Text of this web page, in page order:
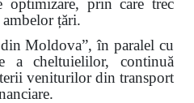
optimizare, prin care trec
țări.
Moldova”, în paralel cu
a cheltuielilor, continuă
veniturilor din transport